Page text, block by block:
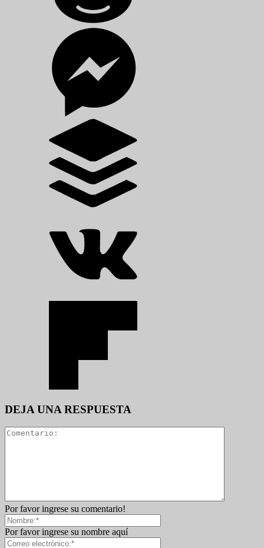
DEJA UNA RESPUESTA
Por favor ingrese su comentario!
Por favor ingrese su nombre aquí